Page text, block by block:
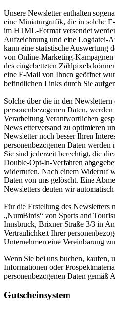
Unsere Newsletter enthalten
eine Miniaturgrafik, die in solche
im HTML-Format versendet
Aufzeichnung und eine Logdatei-
kann eine statistische Auswertung
von Online-Marketing-
des eingebetteten Zählpixels
eine E-Mail von Ihnen geöffnet
befindlichen Links durch Sie
Solche über die in den
personenbezogenen Daten,
Verarbeitung Verantwortlichen
Newsletterversand zu optimieren
Newsletter noch besser Ihren
personenbezogenen Daten
Sie sind jederzeit berechtigt, die
Double-Opt-In-Verfahren
widerrufen. Nach einem Widerruf
Daten von uns gelöscht. Eine
Newsletters deuten wir
Für die Erstellung des Newsletters
„NumBirds“ von Sports and
Innsbruck, Brixner Straße 3/3 in
Vertraulichkeit Ihrer
Unternehmen eine Vereinbarung
Wenn Sie bei uns buchen, kaufen,
Informationen oder
personenbezogenen Daten gemäß
Gutscheinsystem